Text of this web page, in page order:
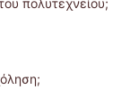
πολυτεχνείου;